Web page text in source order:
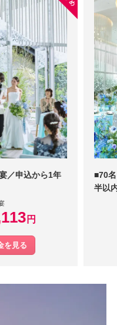
／申込から1年
円
を見る
■70
半以